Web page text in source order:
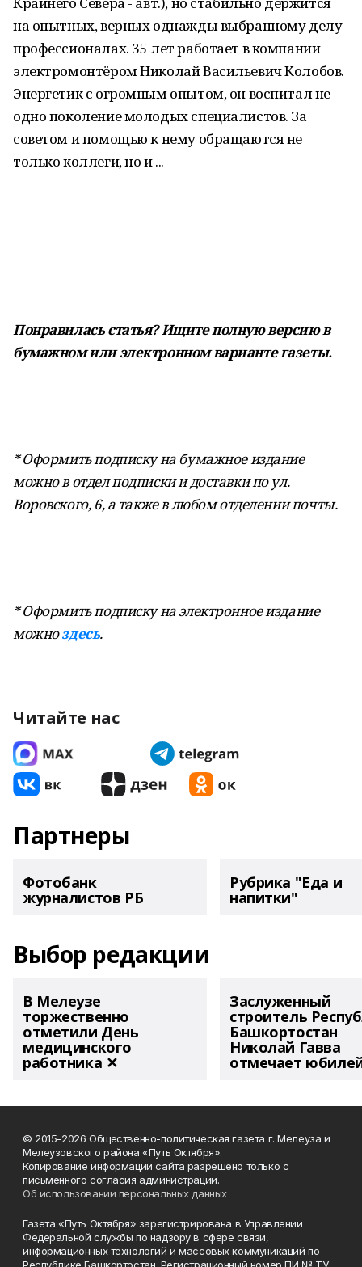
на опытных, верных однажды выбранному делу
профессионалах. 35 лет работает в компании
электромонтёром Николай Васильевич Колобов.
Энергетик с огромным опытом, он воспитал не
одно поколение молодых специалистов. За
советом и помощью к нему обращаются не
только коллеги, но и ...
Понравилась статья? Ищите полную версию в
бумажном или электронном варианте газеты.
* Оформить подписку на бумажное издание
можно в отдел подписки и доставки по ул.
Воровского, 6, а также в любом отделении почты.
* Оформить подписку на электронное издание
можноздесь.
Читайте нас
Партнеры
Фотобанк
журналистов РБ
Рубрика "Еда и
напитки"
Выбор редакции
В Мелеузе
торжественно
отметили День
медицинского
работника ✕
Заслуженный
строитель
Башкортостан
Николай Гавва
отмечает
© 2015-2026 Общественно-политическая газета г. Мелеуза и
Мелеузовского района «Путь Октября».
Копирование информации сайта разрешено только с
письменного согласия администрации.
Об использовании персональных данных
Газета «Путь Октября» зарегистрирована в Управлении
Федеральной службы по надзору в сфере связи,
информационных технологий и массовых коммуникаций по